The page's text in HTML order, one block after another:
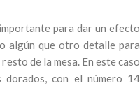
para dar un efecto
algún que otro detalle para
de la mesa. En este caso
dorados, con el número 14